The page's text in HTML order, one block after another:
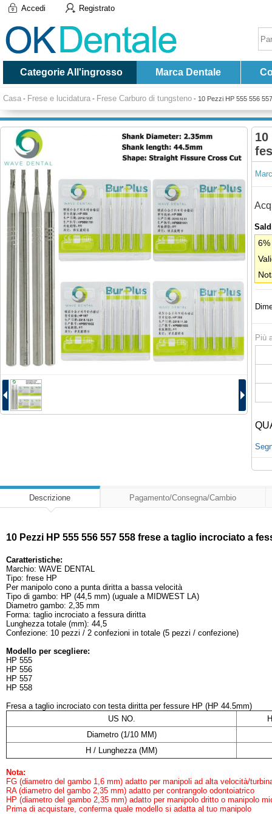
Accedi Registrato
Categorie All'ingrosso Marca Dentale
Casa - Frese e lucidatura - Frese Carburo di tungsteno - 10 Pezzi HP 555 556
Più
Descrizione Pagamento/Consegna/Cambio
10 Pezzi HP 555 556 557 558 frese a taglio incrociato a
Caratteristiche:
Marchio: WAVE DENTAL
Tipo: frese HP
Per manipolo cono a punta diritta a bassa velocità
Tipo di gambo: HP (44,5 mm) (uguale a MIDWEST LA)
Diametro gambo: 2,35 mm
Forma: taglio incrociato a fessura diritta
Lunghezza totale (mm): 44,5
Confezione: 10 pezzi / 2 confezioni in totale (5 pezzi / confezione)
Modello per scegliere:
HP 555
HP 556
HP 557
HP 558
Fresa a taglio incrociato con testa diritta per fessure HP (HP 44.5mm)
US NO.
Diametro (1/10 MM)
H / Lunghezza (MM)
Nota:
FG (diametro del gambo 1,6 mm) adatto per manipoli ad alta velocità/
RA (diametro del gambo 2,35 mm) adatto per contrangolo odontoiatrico
HP (diametro del gambo 2,35 mm) adatto per manipolo dritto o manipolo
Prima di acquistare, conferma quale modello si adatta al tuo manipolo